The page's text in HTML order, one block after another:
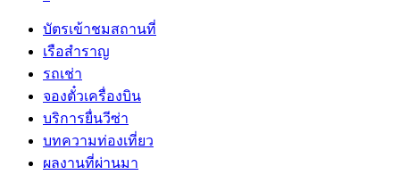
บัตรเข้าชมสถานที่
เรือสำราญ
รถเช่า
จองตั๋วเครื่องบิน
บริการยื่นวีซ่า
บทความท่องเที่ยว
ผลงานที่ผ่านมา